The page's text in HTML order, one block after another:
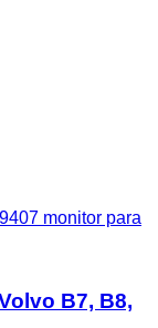
monitor para
B7, B8,